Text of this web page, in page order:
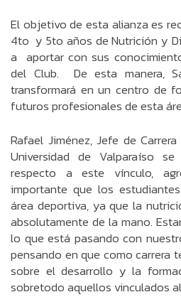
El objetivo de esta alianza es
4to y 5to años de Nutrición y
a aportar con sus
del Club. De esta manera,
transformará en un centro de
futuros profesionales de esta
Rafael Jiménez, Jefe de
Universidad de Valparaíso
respecto a este vínculo,
importante que los
área deportiva, ya que la
absolutamente de la mano.
lo que está pasando con
pensando en que como carrera
sobre el desarrollo y la
sobretodo aquellos vinculados